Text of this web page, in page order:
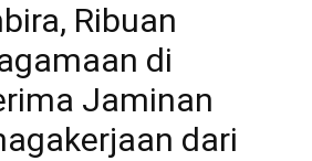
Ribuan
di
Jaminan
dari